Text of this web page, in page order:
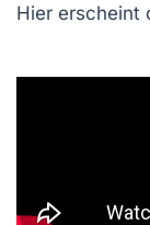
Hier erscheint